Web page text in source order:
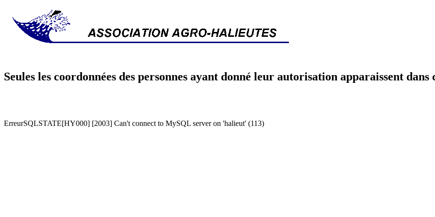
Seules les coordonnées des personnes ayant donné leur autorisation apparaissent dans
ErreurSQLSTATE[HY000] [2003] Can't connect to MySQL server on 'halieut' (113)